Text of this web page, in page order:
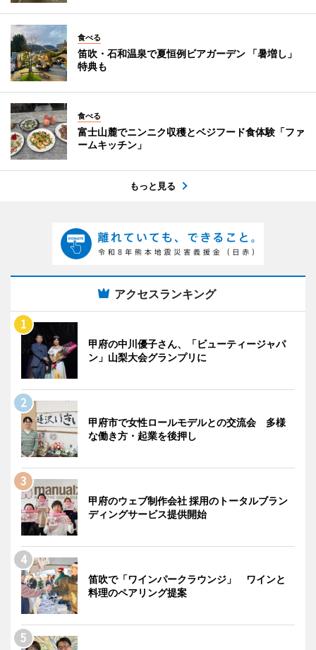
食べる
笛吹・石和温泉で夏恒例ビアガーデン 「暑増し」
特典も
食べる
富士山麓でニンニク収穫とベジフード食体験「ファ
ームキッチン」
もっと見る
アクセスランキング
甲府の中川優子さん、「ビューティージャパ
ン」山梨大会グランプリに
甲府市で女性ロールモデルとの交流会 多様
な働き方・起業を後押し
甲府のウェブ制作会社 採用のトータルブラン
ディングサービス提供開始
笛吹で「ワインパークラウンジ」 ワインと
料理のペアリング提案